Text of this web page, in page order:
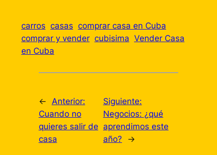
carros casas comprar casa en Cuba
comprar y vender cubisima Vender Casa
en Cuba
←
Anterior:
Cuando no
quieres salir de
casa
Siguiente:
Negocios: ¿qué
aprendimos este
año?
→